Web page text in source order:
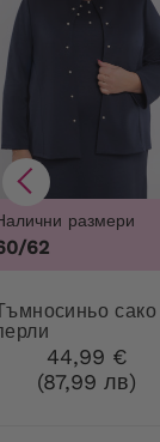
размери
62
с
44,99 €
(87,99 лв)